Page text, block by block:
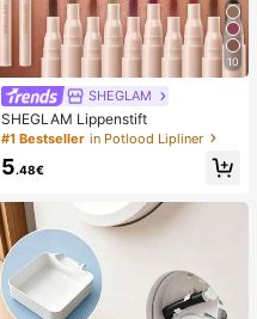
10
SHEGLAM
SHEGLAM Lippenstift
#1 Bestseller in Potlood Lipliner
5.48€